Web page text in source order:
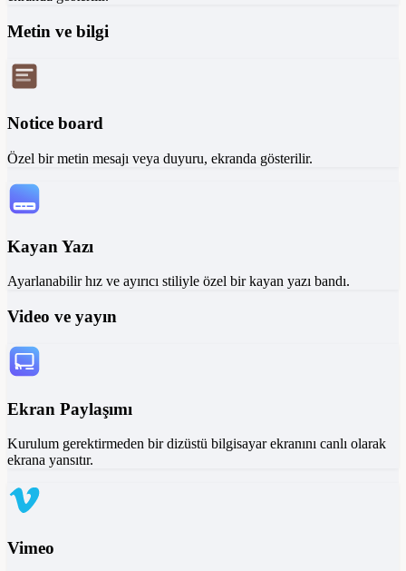
Metin ve bilgi
Notice board
Özel bir metin mesajı veya duyuru, ekranda gösterilir.
Kayan Yazı
Ayarlanabilir hız ve ayırıcı stiliyle özel bir kayan yazı bandı.
Video ve yayın
Ekran Paylaşımı
Kurulum gerektirmeden bir dizüstü bilgisayar ekranını canlı olarak
ekrana yansıtır.
Vimeo